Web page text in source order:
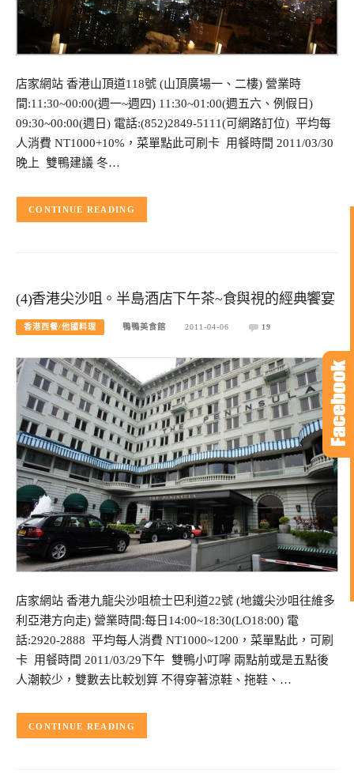
店家網站 香港山頂道118號 (山頂廣場一、二樓) 營業時
間:11:30~00:00(週一~週四) 11:30~01:00(週五六、例假日)
09:30~00:00(週日) 電話:(852)2849-5111(可網路訂位) 平均每
人消費 NT1000+10%，菜單點此可刷卡 用餐時間 2011/03/30
晚上 雙鴨建議 冬…
CONTINUE READING
(4)香港尖沙咀。半島酒店下午茶~食與視的經典饗宴
香港西餐/他國料理 鴨鴨美食館 2011-04-06 19
店家網站 香港九龍尖沙咀梳士巴利道22號 (地鐵尖沙咀往維多
利亞港方向走) 營業時間:每日14:00~18:30(LO18:00) 電
話:2920-2888 平均每人消費 NT1000~1200，菜單點此，可刷
卡 用餐時間 2011/03/29下午 雙鴨小叮嚀 兩點前或是五點後
人潮較少，雙數去比較划算 不得穿著涼鞋、拖鞋、…
CONTINUE READING